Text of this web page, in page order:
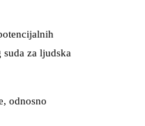
za ljudska
odnosno